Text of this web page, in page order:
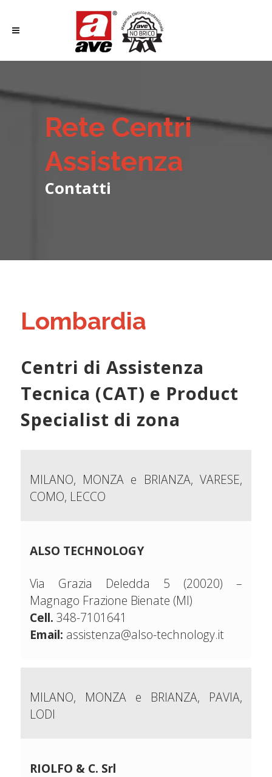
Rete Centri
Assistenza
Contatti
Lombardia
Centri di Assistenza
Tecnica (CAT) e Product
Specialist di zona
MILANO, MONZA e BRIANZA, VARESE,
COMO, LECCO
ALSO TECHNOLOGY
Via Grazia Deledda 5 (20020) –
Magnago Frazione Bienate (MI)
Cell. 348-7101641
Email: assistenza@also-technology.it
MILANO, MONZA e BRIANZA, PAVIA,
LODI
RIOLFO & C. Srl